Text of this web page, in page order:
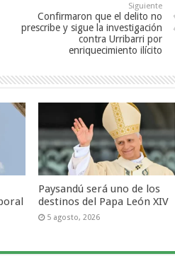
Siguiente
Confirmaron que el delito no
prescribe y sigue la investigación
contra Urribarri por
enriquecimiento ilícito
Paysandú será uno de los
destinos del Papa León XIV
5 agosto, 2026